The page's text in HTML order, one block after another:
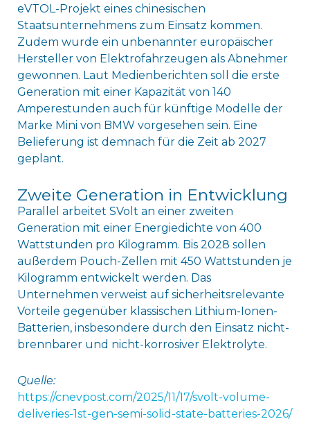
eVTOL-Projekt eines chinesischen
Staatsunternehmens zum Einsatz kommen.
Zudem wurde ein unbenannter europäischer
Hersteller von Elektrofahrzeugen als Abnehmer
gewonnen. Laut Medienberichten soll die erste
Generation mit einer Kapazität von 140
Amperestunden auch für künftige Modelle der
Marke Mini von BMW vorgesehen sein. Eine
Belieferung ist demnach für die Zeit ab 2027
geplant.
Zweite Generation in Entwicklung
Parallel arbeitet SVolt an einer zweiten
Generation mit einer Energiedichte von 400
Wattstunden pro Kilogramm. Bis 2028 sollen
außerdem Pouch-Zellen mit 450 Wattstunden je
Kilogramm entwickelt werden. Das
Unternehmen verweist auf sicherheitsrelevante
Vorteile gegenüber klassischen Lithium-Ionen-
Batterien, insbesondere durch den Einsatz nicht-
brennbarer und nicht-korrosiver Elektrolyte.
Quelle:
https://cnevpost.com/2025/11/17/svolt-volume-
deliveries-1st-gen-semi-solid-state-batteries-2026/